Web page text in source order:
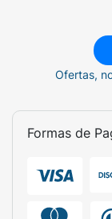
Ofertas,
Formas de